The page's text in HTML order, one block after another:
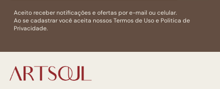
Aceito receber notificações e ofertas por e-mail ou celular.
Ao se cadastrar você aceita nossosTermos de Usoe Politica de
Privacidade.